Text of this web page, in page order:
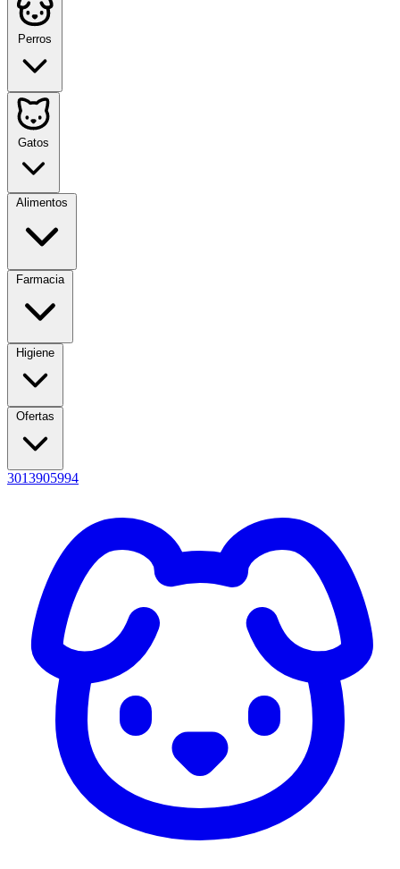
Perros
Gatos
Alimentos
Farmacia
Higiene
Ofertas
3013905994